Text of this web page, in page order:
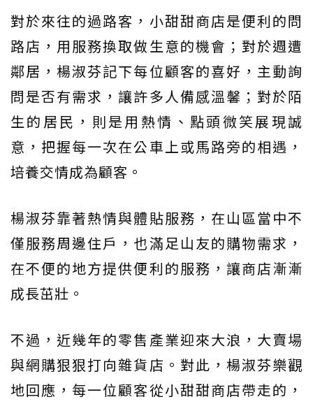
對於來往的過路客，小甜甜商店是便利的問
路店，用服務換取做生意的機會；對於週遭
鄰居，楊淑芬記下每位顧客的喜好，主動詢
問是否有需求，讓許多人備感溫馨；對於陌
生的居民，則是用熱情、點頭微笑展現誠
意，把握每一次在公車上或馬路旁的相遇，
培養交情成為顧客。
楊淑芬靠著熱情與體貼服務，在山區當中不
僅服務周邊住戶，也滿足山友的購物需求，
在不便的地方提供便利的服務，讓商店漸漸
成長茁壯。
不過，近幾年的零售產業迎來大浪，大賣場
與網購狠狠打向雜貨店。對此，楊淑芬樂觀
地回應，每一位顧客從小甜甜商店帶走的，